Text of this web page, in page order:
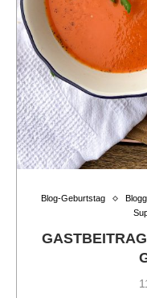
Blog-Geburtstag